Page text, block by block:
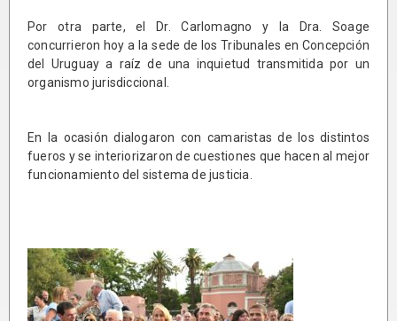
Por otra parte, el Dr. Carlomagno y la Dra. Soage
concurrieron hoy a la sede de los Tribunales en Concepción
del Uruguay a raíz de una inquietud transmitida por un
organismo jurisdiccional.
En la ocasión dialogaron con camaristas de los distintos
fueros y se interiorizaron de cuestiones que hacen al mejor
funcionamiento del sistema de justicia.